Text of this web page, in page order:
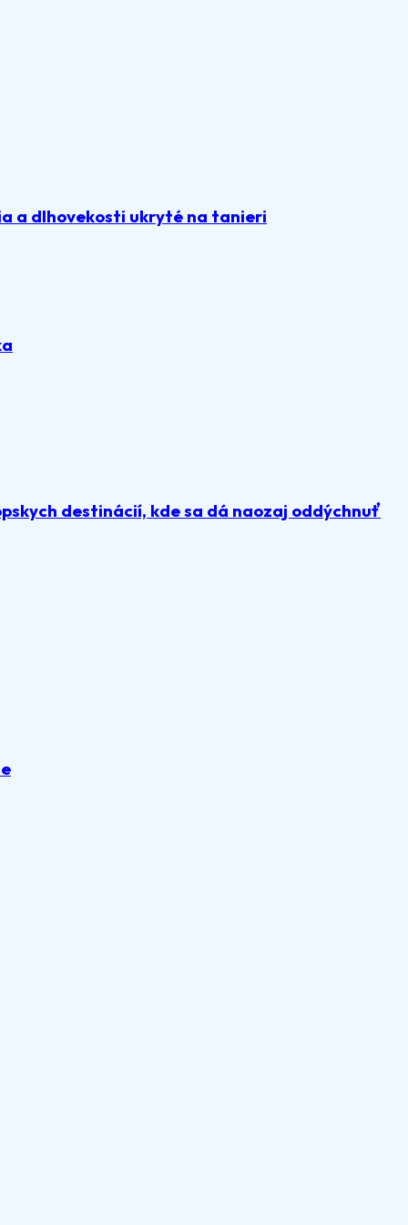
a dlhovekosti ukryté na tanieri
destinácií, kde sa dá naozaj oddýchnuť